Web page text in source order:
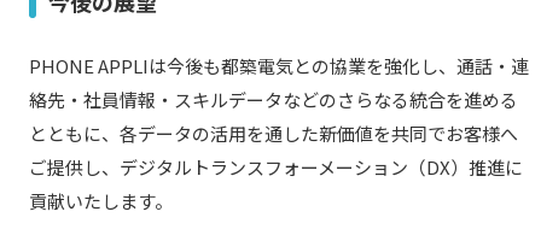
PHONE APPLIは今後も都築電気との協業を強化し、通話・連
絡先・社員情報・スキルデータなどのさらなる統合を進める
とともに、各データの活用を通した新価値を共同でお客様へ
ご提供し、デジタルトランスフォーメーション（DX）推進に
貢献いたします。